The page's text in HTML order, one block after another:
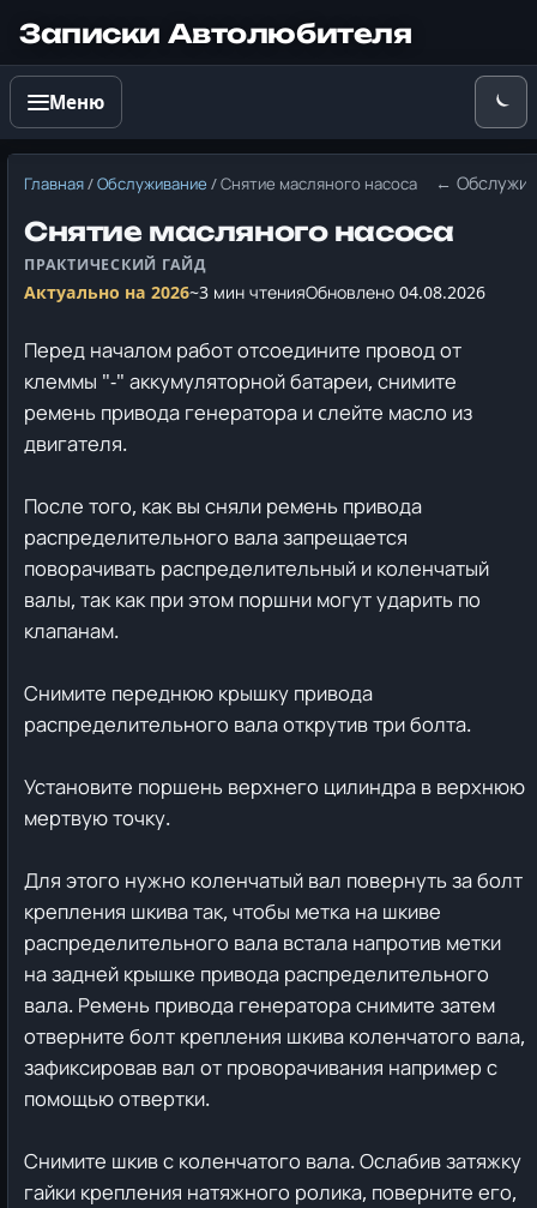
Записки Автолюбителя
Меню
Главная/Обслуживание /Снятие масляного насоса ←
Снятие масляного насоса
Актуально на 2026~3 мин чтенияОбновлено 04.08.2026
Перед началом работ отсоедините провод от
клеммы "-" аккумуляторной батареи, снимите
ремень привода генератора и cлейте масло из
двигателя.
После того, как вы сняли ремень привода
распределительного вала запрещается
поворачивать распределительный и коленчатый
валы, так как при этом поршни могут ударить по
клапанам.
Снимите переднюю крышку привода
распределительного вала открутив три болта.
Установите поршень верхнего цилиндра в верхнюю
мертвую точку.
Для этого нужно коленчатый вал повернуть за болт
крепления шкива так, чтобы метка на шкиве
распределительного вала встала напротив метки
на задней крышке привода распределительного
вала. Ремень привода генератора снимите затем
отверните болт крепления шкива коленчатого вала,
зафиксировав вал от проворачивания например с
помощью отвертки.
Снимите шкив с коленчатого вала. Ослабив затяжку
гайки крепления натяжного ролика, поверните его,